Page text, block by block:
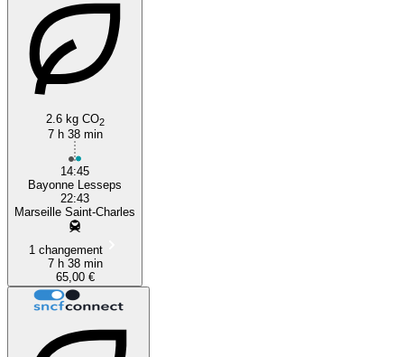
2.6 kg CO2
7 h 38 min
14:45
Bayonne Lesseps
22:43
Marseille Saint-Charles
1 changement
7 h 38 min
65,00 €